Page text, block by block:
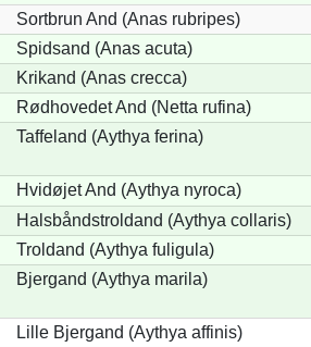
Sortbrun And (Anas rubripes)
Spidsand (Anas acuta)
Krikand (Anas crecca)
Rødhovedet And (Netta rufina)
Taffeland (Aythya ferina)
Hvidøjet And (Aythya nyroca)
Halsbåndstroldand (Aythya collaris)
Troldand (Aythya fuligula)
Bjergand (Aythya marila)
Lille Bjergand (Aythya affinis)